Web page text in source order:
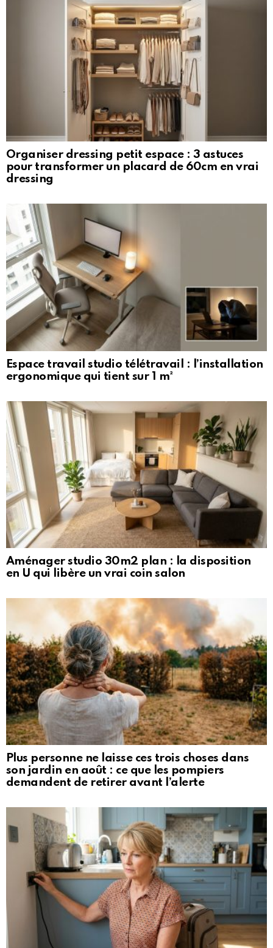
Organiser dressing petit espace : 3 astuces
pour transformer un placard de 60cm en vrai
dressing
Espace travail studio télétravail : l’installation
ergonomique qui tient sur 1 m²
Aménager studio 30m2 plan : la disposition
en U qui libère un vrai coin salon
Plus personne ne laisse ces trois choses dans
son jardin en août : ce que les pompiers
demandent de retirer avant l’alerte